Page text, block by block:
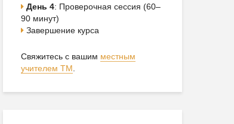
День 4: Проверочная сессия (60–
90 минут)
Завершение курса
Свяжитесь с вашим местным
учителем ТМ